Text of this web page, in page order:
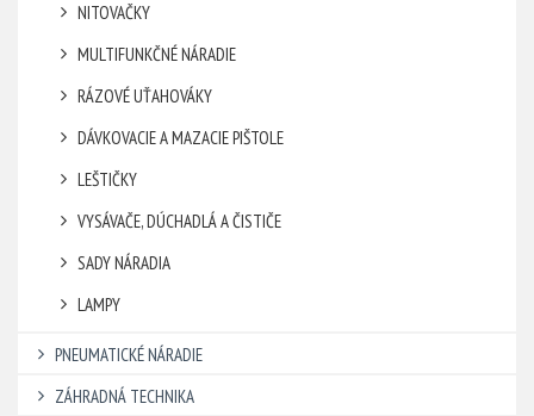
NITOVAČKY
MULTIFUNKČNÉ NÁRADIE
RÁZOVÉ UŤAHOVÁKY
DÁVKOVACIE A MAZACIE PIŠTOLE
LEŠTIČKY
VYSÁVAČE, DÚCHADLÁ A ČISTIČE
SADY NÁRADIA
LAMPY
PNEUMATICKÉ NÁRADIE
ZÁHRADNÁ TECHNIKA